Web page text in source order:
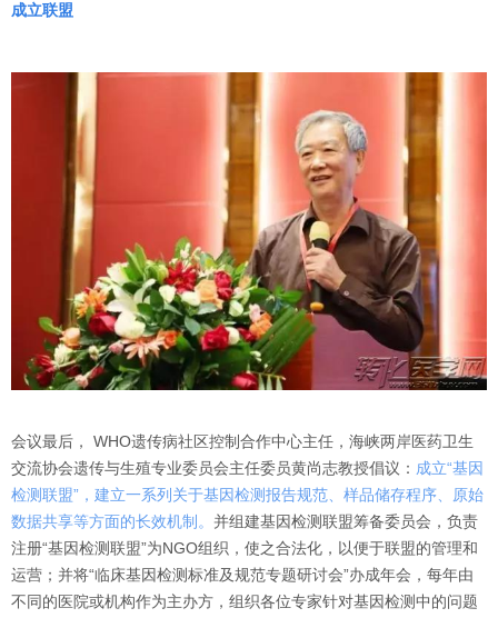
成立联盟
会议最后， WHO遗传病社区控制合作中心主任，海峡两岸医药卫生
交流协会遗传与生殖专业委员会主任委员黄尚志教授倡议： 成立“基因
检测联盟”，建立一系列关于基因检测报告规范、样品储存程序、原始
数据共享等方面的长效机制。 并组建基因检测联盟筹备委员会，负责
注册“基因检测联盟”为NGO组织，使之合法化，以便于联盟的管理和
运营；并将“临床基因检测标准及规范专题研讨会”办成年会，每年由
不同的医院或机构作为主办方，组织各位专家针对基因检测中的问题